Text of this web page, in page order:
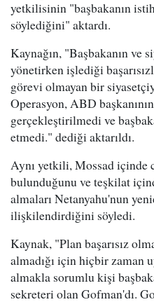
yetkilisinin "başbakanın
söylediğini" aktardı.
Kaynağın, "Başbakanın ve
yönetirken işlediği
görevi olmayan bir
Operasyon, ABD
gerçekleştirilmedi ve
etmedi." dediği aktarıldı.
Aynı yetkili, Mossad
bulunduğunu ve teşkilat
almaları Netanyahu'nun
ilişkilendirdiğini söyledi.
Kaynak, "Plan başarısız
almadığı için hiçbir zaman
almakla sorumlu kişi
sekreteri olan Gofman'dı.